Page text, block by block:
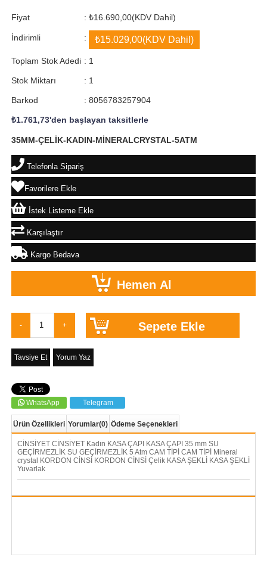
Fiyat : ₺16.690,00(KDV Dahil)
İndirimli : ₺15.029,00(KDV Dahil)
Toplam Stok Adedi : 1
Stok Miktarı : 1
Barkod : 8056783257904
₺1.761,73'den başlayan taksitlerle
35MM-ÇELİK-KADIN-MİNERALCRYSTAL-5ATM
Telefonla Sipariş
Favorilere Ekle
İstek Listeme Ekle
Karşılaştır
Kargo Bedava
Tavsiye Et Yorum Yaz
WhatsApp Telegram
Ürün Özellikleri Yorumlar(0) Ödeme Seçenekleri
CİNSİYET CİNSİYET Kadın KASA ÇAPI KASA ÇAPI 35 mm SU
GEÇİRMEZLİK SU GEÇİRMEZLİK 5 Atm CAM TİPİ CAM TİPİ Mineral
crystal KORDON CİNSİ KORDON CİNSİ Çelik KASA ŞEKLİ KASA ŞEKLİ
Yuvarlak